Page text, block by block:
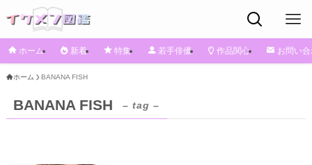
ホーム 新着 特集 若手俳優 作品関心 お問い
ホーム BANANA FISH
BANANA FISH – tag –